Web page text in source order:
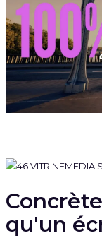
qu'un